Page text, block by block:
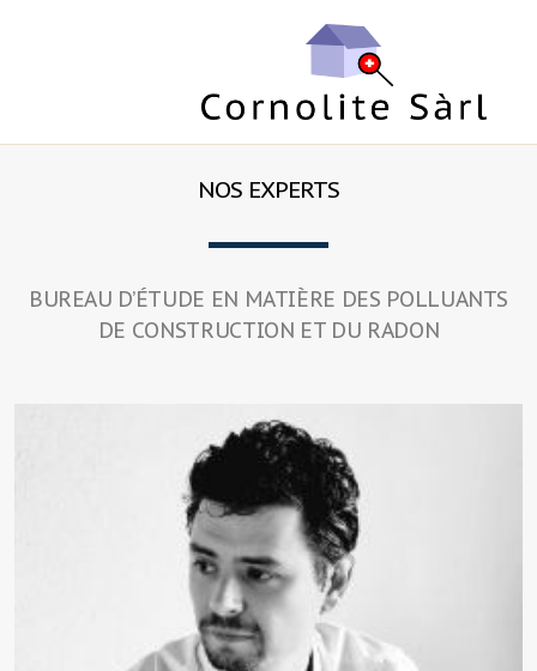
NOS EXPERTS
BUREAU D’ÉTUDE EN MATIÈRE DES POLLUANTS
DE CONSTRUCTION ET DU RADON